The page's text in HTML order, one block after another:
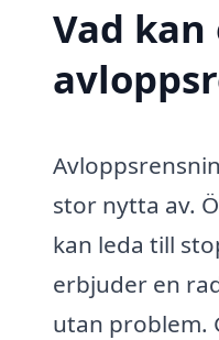
Vad
stor nytta av.
kan leda till
erbjuder en
utan problem.